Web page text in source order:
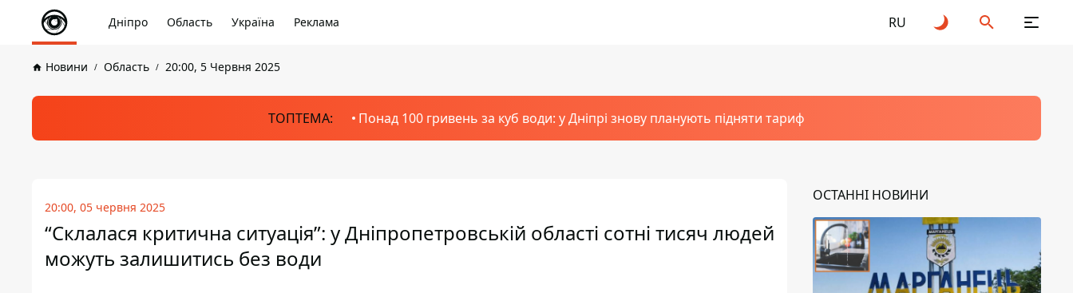
Дніпро Область Україна Реклама RU
Новини Область 20:00, 5 Червня 2025
ТОПТЕМА: Понад 100 гривень за куб води: у Дніпрі знову планують підняти тариф
20:00, 05 червня 2025
“Склалася критична ситуація”: у Дніпропетровській області сотні тисяч людей
можуть залишитись без води
ОСТАННІ НОВИНИ